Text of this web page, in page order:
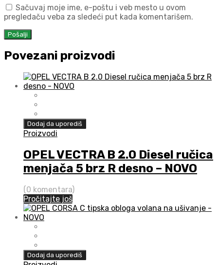
Sačuvaj moje ime, e-poštu i veb mesto u ovom
pregledaču veba za sledeći put kada komentarišem.
Povezani proizvodi
Dodaj da uporediš
Proizvodi
OPEL VECTRA B 2.0 Diesel ručica
menjača 5 brz R desno – NOVO
(0 komentara)
Pročitajte još
Dodaj da uporediš